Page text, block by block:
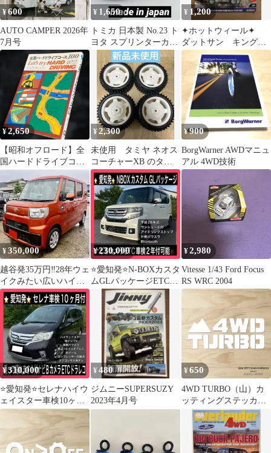
¥600
AUTO CAMPER 2026年
7月号
¥ 1,650
トミカ 日本製 No.23 ト
ヨタ スプリンターカリ
ブ 4WD 白 黒箱 当時物
¥ 1,200
✦ホットウィール✦
ダットサン キングキ
ャブ
¥2,650
【昭和オフロード】全
国ハードドライブコー
ス100◎1980山海堂 酷
道険道4WD
¥2,300
未使用 タミヤ ネオス
コーチャーXB のタイ
ヤホイール TT02Bな
ど
¥900
BorgWarner AWDマニュ
アル 4WD技術
¥350,000
越谷発35万円‼️28年ウェ
イクみたい広いハイゼ
ットキャディAA４点検
２年税金安‼️
¥230,000
⭐️愛知発⭐️N-BOXカスタ
ムGLパッケージETCナ
ビBカメラ車検2年付可
能！
¥2,980
Vitesse 1/43 Ford Focus
RS WRC 2004
¥310,000
⭐️愛知発⭐️セレナハイウ
ェイスター車検10ヶ月
付乗って帰れます！
¥480
ジムニーSUPERSUZY
2023年4月号
¥650
4WD TURBO（山）カ
ッティングステッカ
ー 白